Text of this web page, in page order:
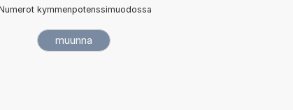
kymmenpotenssimuodossa